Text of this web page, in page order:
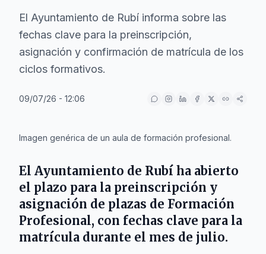
El Ayuntamiento de Rubí informa sobre las
fechas clave para la preinscripción,
asignación y confirmación de matrícula de los
ciclos formativos.
09/07/26 - 12:06
Imagen genérica de un aula de formación profesional.
El Ayuntamiento de Rubí ha abierto
el plazo para la preinscripción y
asignación de plazas de Formación
Profesional, con fechas clave para la
matrícula durante el mes de julio.